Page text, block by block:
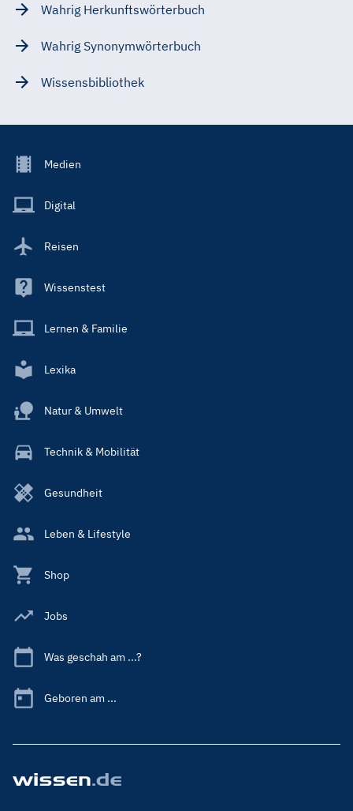
Wahrig Herkunftswörterbuch
Wahrig Synonymwörterbuch
Wissensbibliothek
Footer
Main
Medien
Digital
Reisen
Wissenstest
Lernen & Familie
Lexika
Natur & Umwelt
Technik & Mobilität
Gesundheit
Leben & Lifestyle
Shop
Jobs
Was geschah am ...?
Geboren am ...